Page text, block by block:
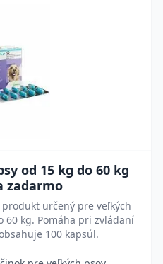
od 15 kg do 60 kg
zadarmo
určený pre veľkých
60 kg. Pomáha pri zvládaní
100 kapsúl.